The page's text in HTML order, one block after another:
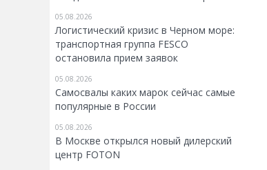
05.08.2026
Логистический кризис в Черном море:
транспортная группа FESCO
остановила прием заявок
05.08.2026
Самосвалы каких марок сейчас самые
популярные в России
05.08.2026
В Москве открылся новый дилерский
центр FOTON